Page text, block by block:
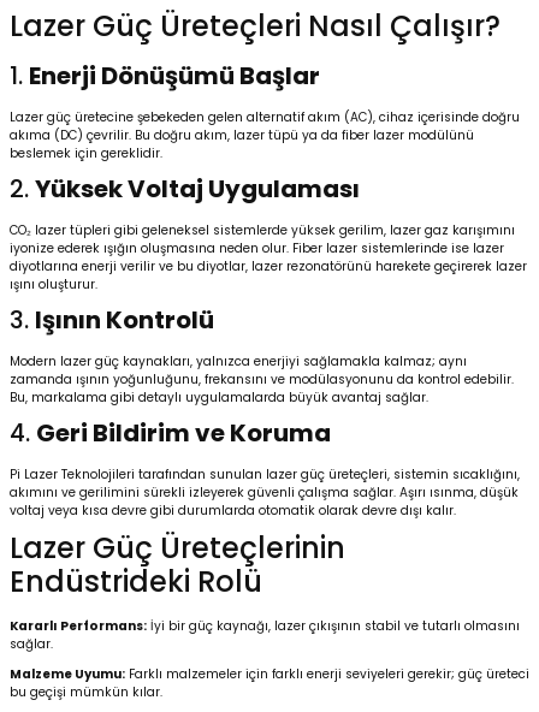
Lazer Güç Üreteçleri Nasıl Çalışır?
1. Enerji Dönüşümü Başlar
Lazer güç üretecine şebekeden gelen alternatif akım (AC), cihaz içerisinde doğru
akıma (DC) çevrilir. Bu doğru akım, lazer tüpü ya da fiber lazer modülünü
beslemek için gereklidir.
2.Yüksek Voltaj Uygulaması
CO₂ lazer tüpleri gibi geleneksel sistemlerde yüksek gerilim, lazer gaz karışımını
iyonize ederek ışığın oluşmasına neden olur. Fiber lazer sistemlerinde ise lazer
diyotlarına enerji verilir ve bu diyotlar, lazer rezonatörünü harekete geçirerek lazer
ışını oluşturur.
3. Işının Kontrolü
Modern lazer güç kaynakları, yalnızca enerjiyi sağlamakla kalmaz; aynı
zamanda ışının yoğunluğunu, frekansını ve modülasyonunu da kontrol edebilir.
Bu, markalama gibi detaylı uygulamalarda büyük avantaj sağlar.
4. Geri Bildirim ve Koruma
Pi Lazer Teknolojileri tarafından sunulan lazer güç üreteçleri, sistemin sıcaklığını,
akımını ve gerilimini sürekli izleyerek güvenli çalışma sağlar. Aşırı ısınma, düşük
voltaj veya kısa devre gibi durumlarda otomatik olarak devre dışı kalır.
Lazer Güç Üreteçlerinin
Endüstrideki Rolü
Kararlı Performans: İyi bir güç kaynağı, lazer çıkışının stabil ve tutarlı olmasını
sağlar.
Malzeme Uyumu: Farklı malzemeler için farklı enerji seviyeleri gerekir; güç üreteci
bu geçişi mümkün kılar.